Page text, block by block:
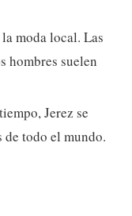
moda local. Las
hombres suelen
Jerez se
todo el mundo.